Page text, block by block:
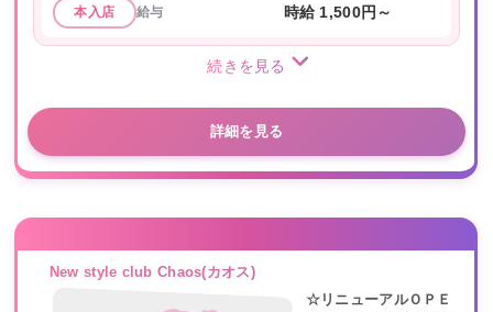
本入店 給与 時給 1,500円～
続きを見る
詳細を見る
New style club Chaos(カオス)
☆リニューアルＯＰＥ